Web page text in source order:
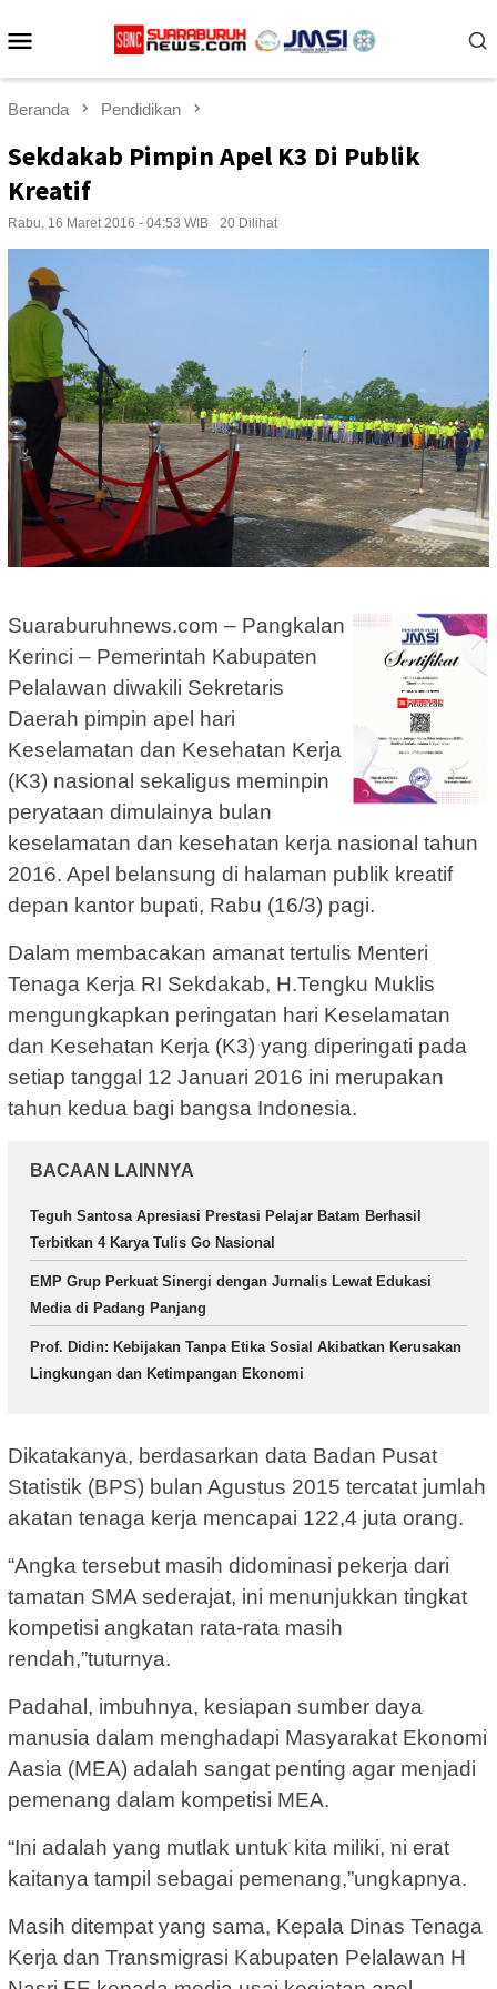
ke
Beranda Pendidikan
Sekdakab Pimpin Apel K3 Di Publik
Kreatif
Rabu, 16 Maret 2016 - 04:53 WIB 20 Dilihat
Suaraburuhnews.com – Pangkalan
Kerinci – Pemerintah Kabupaten
Pelalawan diwakili Sekretaris
Daerah pimpin apel hari
Keselamatan dan Kesehatan Kerja
(K3) nasional sekaligus meminpin
peryataan dimulainya bulan
keselamatan dan kesehatan kerja nasional tahun
2016. Apel belansung di halaman publik kreatif
depan kantor bupati, Rabu (16/3) pagi.
Dalam membacakan amanat tertulis Menteri
Tenaga Kerja RI Sekdakab, H.Tengku Muklis
mengungkapkan peringatan hari Keselamatan
dan Kesehatan Kerja (K3) yang diperingati pada
setiap tanggal 12 Januari 2016 ini merupakan
tahun kedua bagi bangsa Indonesia.
BACAAN LAINNYA
Teguh Santosa Apresiasi Prestasi Pelajar Batam Berhasil
Terbitkan 4 Karya Tulis Go Nasional
EMP Grup Perkuat Sinergi dengan Jurnalis Lewat Edukasi
Media di Padang Panjang
Prof. Didin: Kebijakan Tanpa Etika Sosial Akibatkan Kerusakan
Lingkungan dan Ketimpangan Ekonomi
Dikatakanya, berdasarkan data Badan Pusat
Statistik (BPS) bulan Agustus 2015 tercatat jumlah
akatan tenaga kerja mencapai 122,4 juta orang.
“Angka tersebut masih didominasi pekerja dari
tamatan SMA sederajat, ini menunjukkan tingkat
kompetisi angkatan rata-rata masih
rendah,”tuturnya.
Padahal, imbuhnya, kesiapan sumber daya
manusia dalam menghadapi Masyarakat Ekonomi
Aasia (MEA) adalah sangat penting agar menjadi
pemenang dalam kompetisi MEA.
“Ini adalah yang mutlak untuk kita miliki, ni erat
kaitanya tampil sebagai pemenang,”ungkapnya.
Masih ditempat yang sama, Kepala Dinas Tenaga
Kerja dan Transmigrasi Kabupaten Pelalawan H